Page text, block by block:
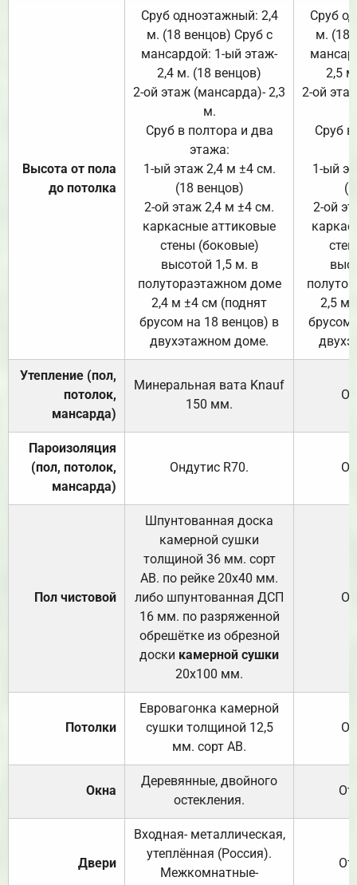
Высота от пола
до потолка
Сруб одноэтажный: 2,4
м. (18 венцов) Сруб с
мансардой: 1-ый этаж-
2,4 м. (18 венцов)
2-ой этаж (мансарда)- 2,3
м.
Сруб в полтора и два
этажа:
1-ый этаж 2,4 м ±4 см.
(18 венцов)
2-ой этаж 2,4 м ±4 см.
каркасные аттиковые
стены (боковые)
высотой 1,5 м. в
полутораэтажном доме
2,4 м ±4 см (поднят
брусом на 18 венцов) в
двухэтажном доме.
Сруб
м. (18
2,5
2-ой
Сруб
1-ый
2-ой
2,5 м
брусом
Утепление (пол,
потолок,
мансарда)
Минеральная вата Knauf
150 мм.
Пароизоляция
(пол, потолок,
мансарда)
Ондутис R70.
Пол чистовой
Шпунтованная доска
камерной сушки
толщиной 36 мм. сорт
АВ. по рейке 20х40 мм.
либо шпунтованная ДСП
16 мм. по разряженной
обрешётке из обрезной
доски камерной сушки
20х100 мм.
Потолки
Евровагонка камерной
сушки толщиной 12,5
мм. сорт АВ.
Окна
Деревянные, двойного
остекления.
Двери
Входная- металлическая,
утеплённая (Россия).
Межкомнатные-